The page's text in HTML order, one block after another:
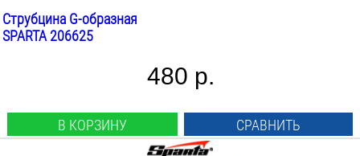
Струбцина G-образная
SPARTA 206625
480 р.
В КОРЗИНУ СРАВНИТЬ